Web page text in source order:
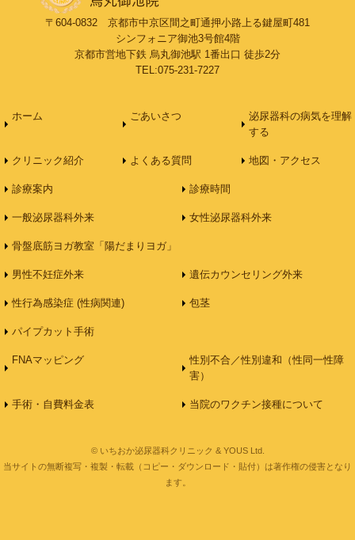
〒604-0832 京都市中京区間之町通押小路上る鍵屋町481
シンフォニア御池3号館4階
京都市営地下鉄 烏丸御池駅 1番出口 徒歩2分
TEL:075-231-7227
ホーム ごあいさつ
泌尿器科の病気を理解
する
クリニック紹介 よくある質問 地図・アクセス
診療案内 診療時間
一般泌尿器科外来 女性泌尿器科外来
骨盤底筋ヨガ教室「陽だまりヨガ」
男性不妊症外来 遺伝カウンセリング外来
性行為感染症 (性病関連) 包茎
パイプカット手術
FNAマッピング
性別不合／性別違和（性同一性障
害）
手術・自費料金表 当院のワクチン接種について
© いちおか泌尿器科クリニック & YOUS Ltd.
当サイトの無断複写・複製・転載（コピー・ダウンロード・貼付）は著作権の侵害となり
ます。